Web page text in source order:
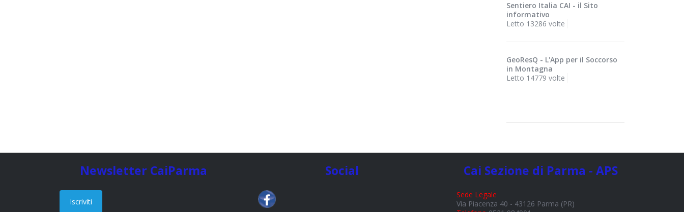
Sentiero Italia CAI - il Sito
informativo
Letto 13286 volte
GeoResQ - L'App per il Soccorso
in Montagna
Letto 14779 volte
Newsletter CaiParma
Iscriviti
Social Cai Sezione di Parma - APS
Sede Legale
Via Piacenza 40 - 43126 Parma (PR)